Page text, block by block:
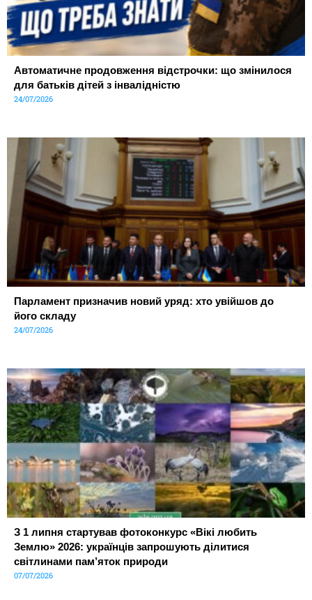
Автоматичне продовження відстрочки: що змінилося
для батьків дітей з інвалідністю
24/07/2026
Парламент призначив новий уряд: хто увійшов до
його складу
24/07/2026
З 1 липня стартував фотоконкурс «Вікі любить
Землю» 2026: українців запрошують ділитися
світлинами пам’яток природи
07/07/2026